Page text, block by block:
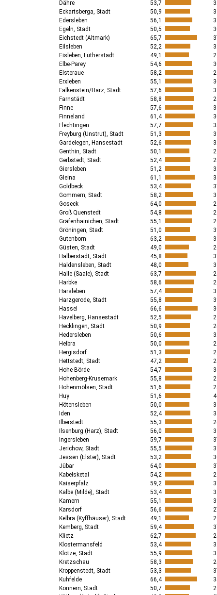
Dähre
53,7
Eckartsberga, Stadt
50,9
Edersleben
56,1
Egeln, Stadt
50,5
Eichstedt (Altmark)
65,7
Eilsleben
52,2
Eisleben, Lutherstadt
49,1
Elbe-Parey
54,6
Elsteraue
58,2
Erxleben
55,1
Falkenstein/Harz, Stadt
57,6
Farnstädt
58,8
Finne
57,6
Finneland
61,4
Flechtingen
57,7
Freyburg (Unstrut), Stadt
51,3
Gardelegen, Hansestadt
52,6
Genthin, Stadt
50,1
Gerbstedt, Stadt
52,4
Giersleben
51,2
Gleina
61,1
Goldbeck
53,4
Gommern, Stadt
58,2
Goseck
64,0
Groß Quenstedt
54,8
Gräfenhainichen, Stadt
55,1
Gröningen, Stadt
51,0
Gutenborn
63,2
Güsten, Stadt
49,0
Halberstadt, Stadt
45,8
Haldensleben, Stadt
48,0
Halle (Saale), Stadt
63,7
Harbke
58,6
Harsleben
57,4
Harzgerode, Stadt
55,8
Hassel
66,6
Havelberg, Hansestadt
52,5
Hecklingen, Stadt
50,9
Hedersleben
50,6
Helbra
50,0
Hergisdorf
51,3
Hettstedt, Stadt
47,2
Hohe Börde
54,7
Hohenberg-Krusemark
55,8
Hohenmölsen, Stadt
51,6
Huy
51,6
Hötensleben
50,0
Iden
52,4
Ilberstedt
55,3
Ilsenburg (Harz), Stadt
56,0
Ingersleben
59,7
Jerichow, Stadt
55,5
Jessen (Elster), Stadt
53,2
Jübar
64,0
Kabelsketal
54,2
Kaiserpfalz
59,2
Kalbe (Milde), Stadt
53,4
Kamern
55,1
Karsdorf
56,6
Kelbra (Kyffhäuser), Stadt
49,1
Kemberg, Stadt
59,4
Klietz
62,7
Klostermansfeld
53,4
Klötze, Stadt
55,9
Kretzschau
58,3
Kroppenstedt, Stadt
53,3
Kuhfelde
66,4
Könnern, Stadt
50,7